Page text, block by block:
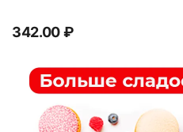
342.00₽